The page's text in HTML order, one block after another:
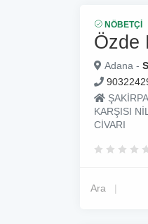
NÖBETÇI
Özde
Adana -
KARŞISI
CİVARI
Ara